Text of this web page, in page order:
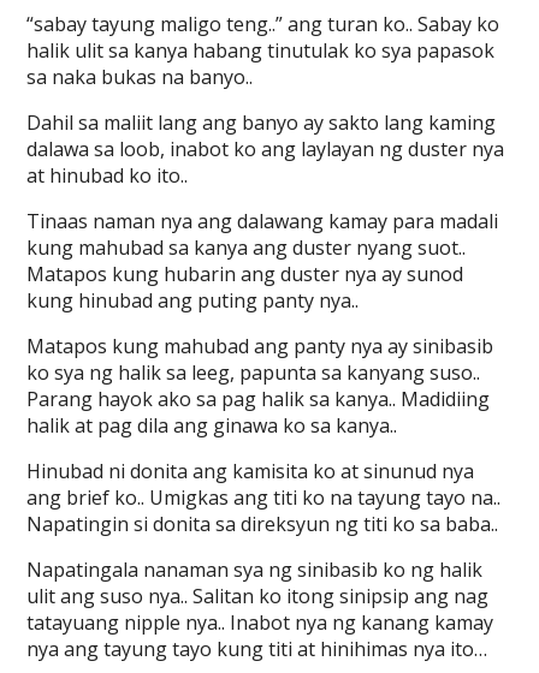
“sabay tayung maligo teng..” ang turan ko.. Sabay ko
halik ulit sa kanya habang tinutulak ko sya papasok
sa naka bukas na banyo..
Dahil sa maliit lang ang banyo ay sakto lang kaming
dalawa sa loob, inabot ko ang laylayan ng duster nya
at hinubad ko ito..
Tinaas naman nya ang dalawang kamay para madali
kung mahubad sa kanya ang duster nyang suot..
Matapos kung hubarin ang duster nya ay sunod
kung hinubad ang puting panty nya..
Matapos kung mahubad ang panty nya ay sinibasib
ko sya ng halik sa leeg, papunta sa kanyang suso..
Parang hayok ako sa pag halik sa kanya.. Madidiing
halik at pag dila ang ginawa ko sa kanya..
Hinubad ni donita ang kamisita ko at sinunud nya
ang brief ko.. Umigkas ang titi ko na tayung tayo na..
Napatingin si donita sa direksyun ng titi ko sa baba..
Napatingala nanaman sya ng sinibasib ko ng halik
ulit ang suso nya.. Salitan ko itong sinipsip ang nag
tatayuang nipple nya.. Inabot nya ng kanang kamay
nya ang tayung tayo kung titi at hinihimas nya ito…